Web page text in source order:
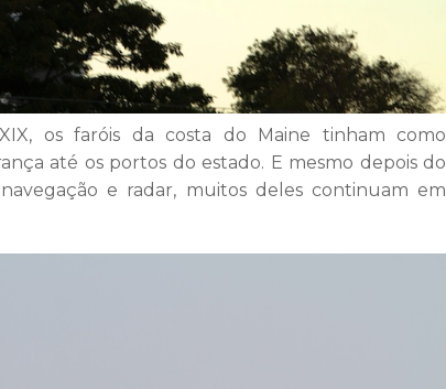
os faróis da costa do Maine tinham como
até os portos do estado. E mesmo depois do
e radar, muitos deles continuam em